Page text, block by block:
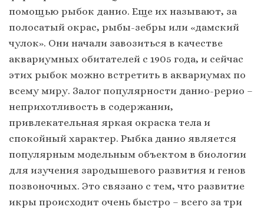
помощью рыбок данио. Еще их называют, за
полосатый окрас, рыбы-зебры или «дамский
чулок». Они начали завозиться в качестве
аквариумных обитателей с 1905 года, и сейчас
этих рыбок можно встретить в аквариумах по
всему миру. Залог популярности данио-рерио –
неприхотливость в содержании,
привлекательная яркая окраска тела и
спокойный характер. Рыбка данио является
популярным модельным объектом в биологии
для изучения зародышевого развития и генов
позвоночных. Это связано с тем, что развитие
икры происходит очень быстро – всего за три